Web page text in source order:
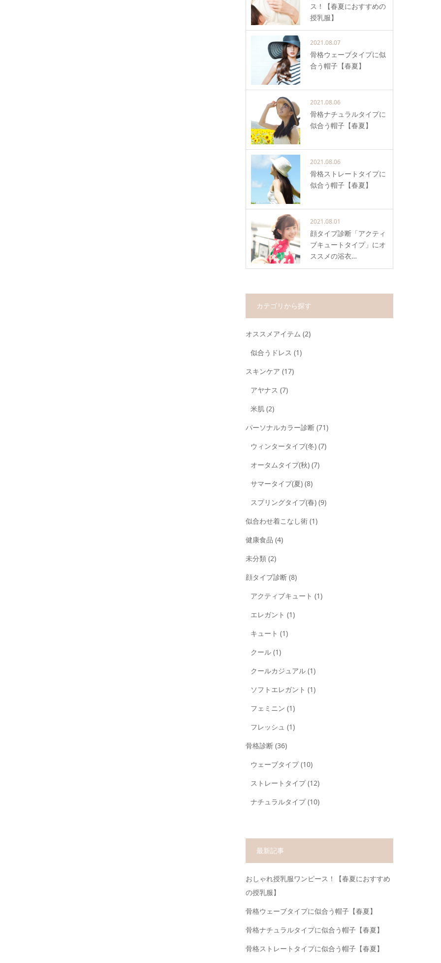
ス！【春夏におすすめの
授乳服】
2021.08.07
骨格ウェーブタイプに似
合う帽子【春夏】
2021.08.06
骨格ナチュラルタイプに
似合う帽子【春夏】
2021.08.06
骨格ストレートタイプに
似合う帽子【春夏】
2021.08.01
顔タイプ診断「アクティ
ブキュートタイプ」にオ
ススメの浴衣…
カテゴリから探す
オススメアイテム (2)
似合うドレス (1)
スキンケア (17)
アヤナス (7)
米肌 (2)
パーソナルカラー診断 (71)
ウィンタータイプ(冬) (7)
オータムタイプ(秋) (7)
サマータイプ(夏) (8)
スプリングタイプ(春) (9)
似合わせ着こなし術 (1)
健康食品 (4)
未分類 (2)
顔タイプ診断 (8)
アクティブキュート (1)
エレガント (1)
キュート (1)
クール (1)
クールカジュアル (1)
ソフトエレガント (1)
フェミニン (1)
フレッシュ (1)
骨格診断 (36)
ウェーブタイプ(10)
ストレートタイプ(12)
ナチュラルタイプ(10)
最新記事
おしゃれ授乳服ワンピース！【春夏におすすめ
の授乳服】
骨格ウェーブタイプに似合う帽子【春夏】
骨格ナチュラルタイプに似合う帽子【春夏】
骨格ストレートタイプに似合う帽子【春夏】